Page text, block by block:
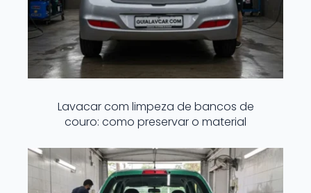
Lavacar com limpeza de bancos de
couro: como preservar o material